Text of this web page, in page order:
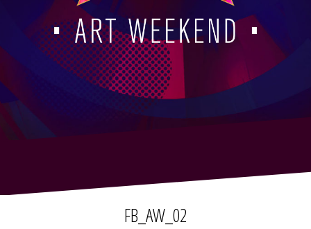
FB_AW_02